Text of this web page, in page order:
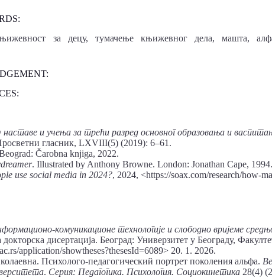
за децу, тумачење књижевног дела, машта, алфа
наставе и учења за трећи разред основног образовања и
гласник, LXVIII(5) (2019): 6–61.
Čarobna knjiga, 2022.
. Illustrated by Anthony Browne. London: Jonathan Cape, 1994.
use social media in 2024?, 2024, ˂https://soax.com/research/how-
комуникационе технологије и слободно вријеме
дисертација. Београд: Универзитет у Београду,
application/showtheses?thesesId=6089> 20. 1. 2026.
Психолого-педагогический портрет поколения альфа.
. Серия: Педагогика. Психология. Социокинетика 28(4)